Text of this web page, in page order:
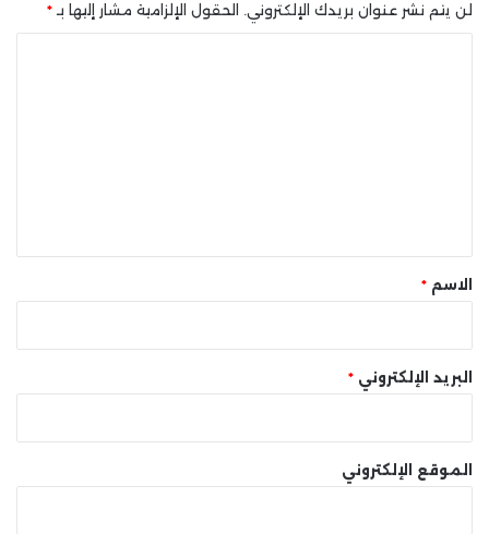
لن يتم نشر عنوان بريدك الإلكتروني. الحقول الإلزامية مشار إليها بـ *
* الاسم *
البريد الإلكتروني *
الموقع الإلكتروني